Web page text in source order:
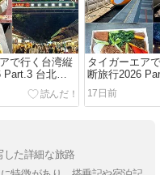
で行く台湾縦
台北編 /
夜市 台北最後
ルグルメ三昧
タイガーエア
断旅行2026
Vol.1 シーザー
宿泊記〜陽明
湯温泉で過ご
17日前
した詳細な旅路